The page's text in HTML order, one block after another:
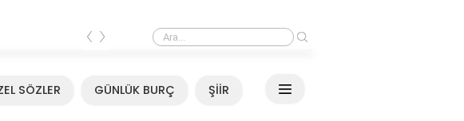
Mirkelam - Tavla Sözleri
‹ ›
SÖZLER GÜNLÜK BURÇ ŞİİR